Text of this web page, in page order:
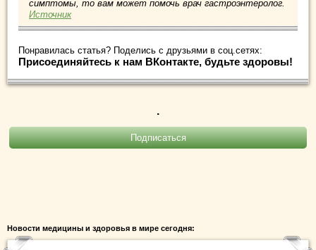
симптомы, то вам может помочь врач гастроэнтеролог.
Источник
Понравилась статья? Поделись с друзьями в соц.сетях:
Присоединяйтесь к нам ВКонтакте, будьте здоровы!
.
Новости медицины и здоровья в мире сегодня: